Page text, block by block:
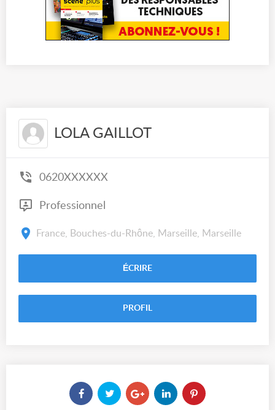
LOLA GAILLOT
0620XXXXXX
Professionnel
France, Bouches-du-Rhône, Marseille, Marseille
ÉCRIRE
PROFIL